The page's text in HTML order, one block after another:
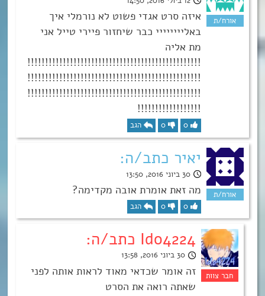
איזה סרט אגדי פשוט לא נורמלי איך
באליייייייי כבר שיחזור פיירי טייל אני
מת אליה
!!!!!!!!!!!!!!!!!!!!!!!!!!!!!!!!!!!!!!!!!!!!!!!!!
!!!!!!!!!!!!!!!!!!!!!!!!!!!!!!!!!!!!!!!!!!!!!!!!!
!!!!!!!!!!!!!!!!!!!!!!!!!!!!!!!!!!!!!!!!!!!!!!!!!
!!!!!!!!!!!!!!!!!!
0
0 הגב
יאיר כתב/ה:
30 ביוני 2016, 13:50
מה זאת אומרת אובה מקדימה?
0
0 הגב
Ido4224 כתב/ה:
30 ביוני 2016, 13:58
זה אומר שכדאי מאוד לראות אותה לפני
שאתה רואה את הסרט